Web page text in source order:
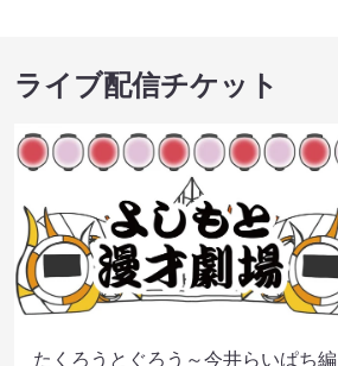
ライブ配信チケット
たくろうとぐろう～今井らいぱち編